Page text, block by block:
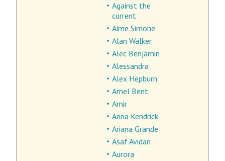
Against the
current
Aime Simone
Alan Walker
Alec Benjamin
Alessandra
Alex Hepburn
Amel Bent
Amir
Anna Kendrick
Ariana Grande
Asaf Avidan
Aurora